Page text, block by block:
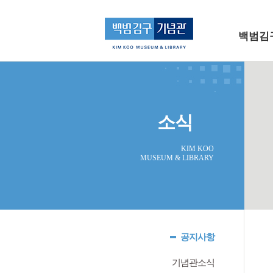
백범김
소식
KIM KOO
MUSEUM & LIBRARY
공지사항
기념관소식